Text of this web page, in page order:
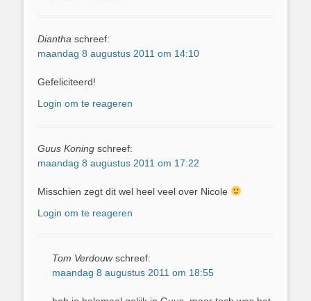
Diantha schreef:
maandag 8 augustus 2011 om 14:10
Gefeliciteerd!
Login om te reageren
Guus Koning schreef:
maandag 8 augustus 2011 om 17:22
Misschien zegt dit wel heel veel over Nicole
Login om te reageren
Tom Verdouw schreef:
maandag 8 augustus 2011 om 18:55